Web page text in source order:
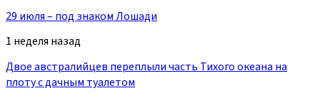
29 июля – под знаком Лошади
1 неделя назад
Двое австралийцев переплыли часть Тихого океана на
плоту с дачным туалетом